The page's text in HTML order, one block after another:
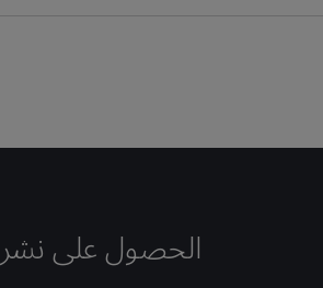
الحصول على